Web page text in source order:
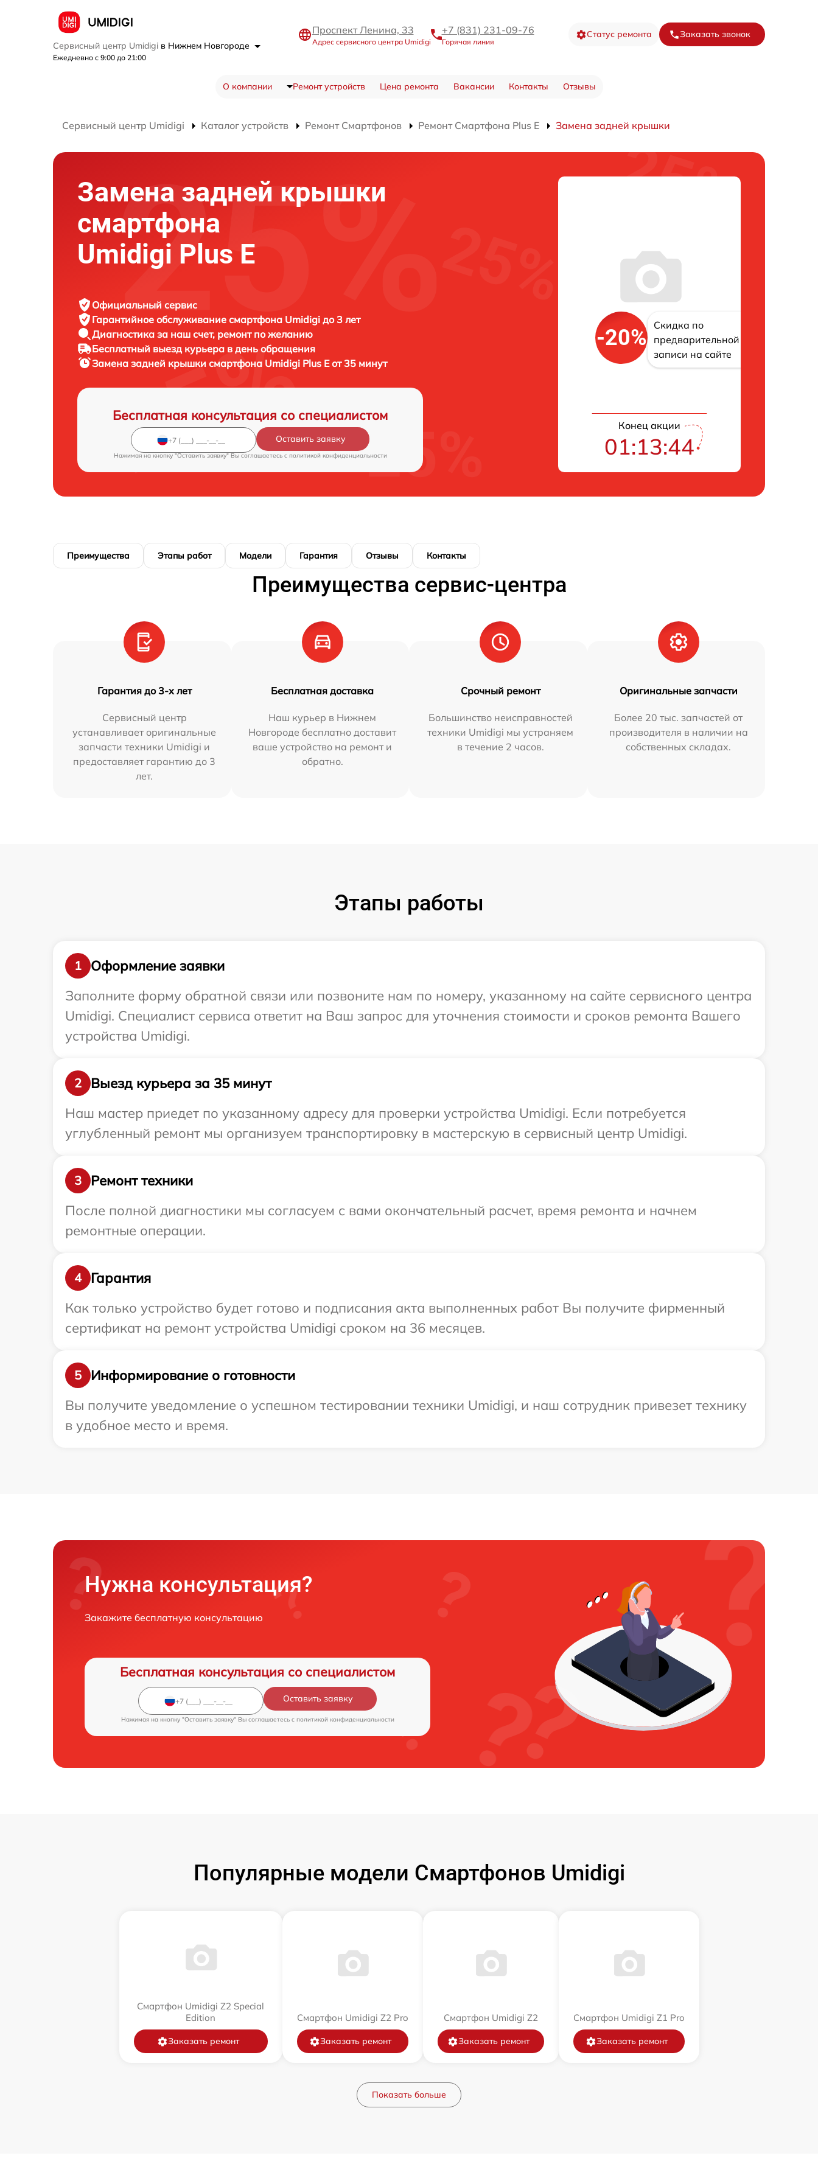
Сервисный центр Umidigi в Нижнем Новгороде
Ежедневно с 9:00 до 21:00
Проспект Ленина, 33
Адрес сервисного центра Umidigi
+7 (831) 231-09-76
Горячая линия
Статус ремонта Заказать звонок
О компании Ремонт устройств Цена ремонта Вакансии Контакты Отзывы
Сервисный центр Umidigi Каталог устройств Ремонт Смартфонов Ремонт Смартфона Plus E Замена задней крышки
Замена задней крышки
смартфона
Umidigi Plus E
Официальный сервис
Гарантийное обслуживание смартфона Umidigi до 3 лет
Диагностика за наш счет, ремонт по желанию
Бесплатный выезд курьера в день обращения
Замена задней крышки смартфона Umidigi Plus E от 35 минут
Бесплатная консультация со специалистом
Оставить заявку
Нажимая на кнопку "Оставить заявку" Вы соглашаетесь c политикой конфиденциальности
-20%
Скидка по
предварительной
записи на сайте
Конец акции
01:13:43
Преимущества Этапы работ Модели Гарантия Отзывы Контакты
Преимущества сервис-центра
Гарантия до 3-х лет
Сервисный центр
устанавливает оригинальные
запчасти техники Umidigi и
предоставляет гарантию до 3
лет.
Бесплатная доставка
Наш курьер в Нижнем
Новгороде бесплатно доставит
ваше устройство на ремонт и
обратно.
Срочный ремонт
Большинство неисправностей
техники Umidigi мы устраняем
в течение 2 часов.
Оригинальные запчасти
Более 20 тыс. запчастей от
производителя в наличии на
собственных складах.
Этапы работы
1
Оформление заявки
Заполните форму обратной связи или позвоните нам по номеру, указанному на сайте сервисного центра
Umidigi. Специалист сервиса ответит на Ваш запрос для уточнения стоимости и сроков ремонта Вашего
устройства Umidigi.
2
Выезд курьера за 35 минут
Наш мастер приедет по указанному адресу для проверки устройства Umidigi. Если потребуется
углубленный ремонт мы организуем транспортировку в мастерскую в сервисный центр Umidigi.
3
Ремонт техники
После полной диагностики мы согласуем с вами окончательный расчет, время ремонта и начнем
ремонтные операции.
4
Гарантия
Как только устройство будет готово и подписания акта выполненных работ Вы получите фирменный
сертификат на ремонт устройства Umidigi сроком на 36 месяцев.
5
Информирование о готовности
Вы получите уведомление о успешном тестировании техники Umidigi, и наш сотрудник привезет технику
в удобное место и время.
Нужна консультация?
Закажите бесплатную консультацию
Бесплатная консультация со специалистом
Оставить заявку
Нажимая на кнопку "Оставить заявку" Вы соглашаетесь c политикой конфиденциальности
Популярные модели Смартфонов Umidigi
Смартфон Umidigi Z2 Special
Edition
Заказать ремонт
Смартфон Umidigi Z2 Pro
Заказать ремонт
Смартфон Umidigi Z2
Заказать ремонт
Смартфон Umidigi Z1 Pro
Заказать ремонт
Показать больше